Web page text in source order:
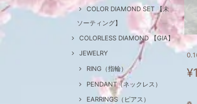
COLOR DIAMOND SET 【未
ソーティング】
COLORLESS DIAMOND 【GIA】
JEWELRY
RING（指輪）
PENDANT（ネックレス）
EARRINGS（ピアス）